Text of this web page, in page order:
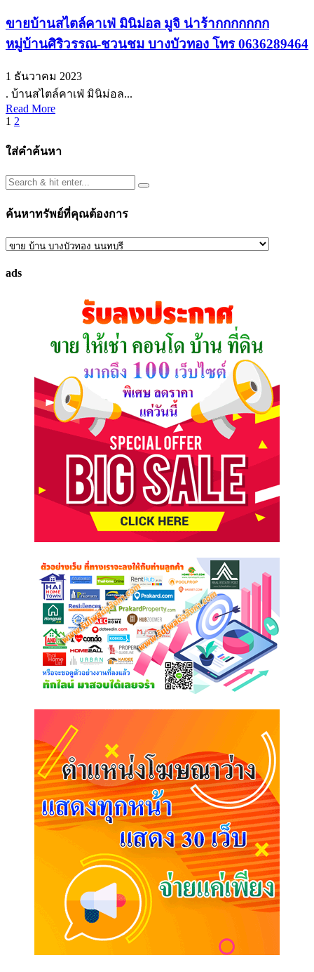
ขายบ้านสไตล์คาเฟ่ มินิม่อล มูจิ น่าร้ากกกกกกก
หมู่บ้านศิริวรรณ-ชวนชม บางบัวทอง โทร 0636289464
1 ธันวาคม 2023
. บ้านสไตล์คาเฟ่ มินิม่อล...
Read More
Posts
pagination
1 2
ใส่คำค้นหา
ค้นหาทรัพย์ที่คุณต้องการ
ค้นหา
ที่
ads